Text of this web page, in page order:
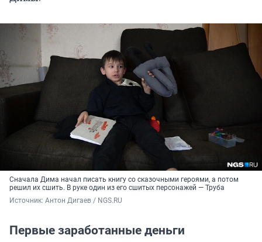
Сначала Дима начал писать книгу со сказочными героями, а потом
решил их сшить. В руке один из его сшитых персонажей — Труба
Источник: Антон Дигаев / NGS.RU
Первые заработанные деньги